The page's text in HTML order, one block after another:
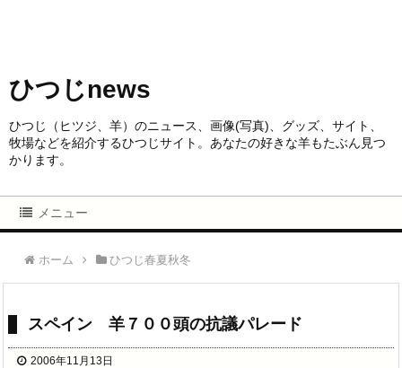
ひつじnews
ひつじ（ヒツジ、羊）のニュース、画像(写真)、グッズ、サイト、
牧場などを紹介するひつじサイト。あなたの好きな羊もたぶん見つ
かります。
メニュー
ホーム ひつじ春夏秋冬
スペイン 羊７００頭の抗議パレード
2006年11月13日